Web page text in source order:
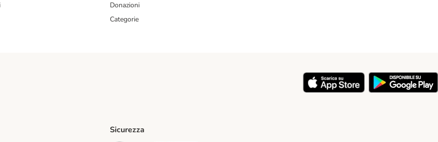
Donazioni
Categorie
Sicurezza